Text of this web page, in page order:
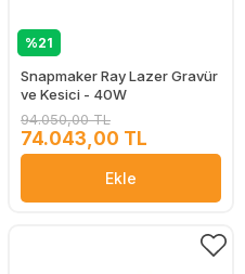
%21
Snapmaker Ray Lazer Gravür
ve Kesici - 40W
94.050,00 TL
74.043,00 TL
Ekle